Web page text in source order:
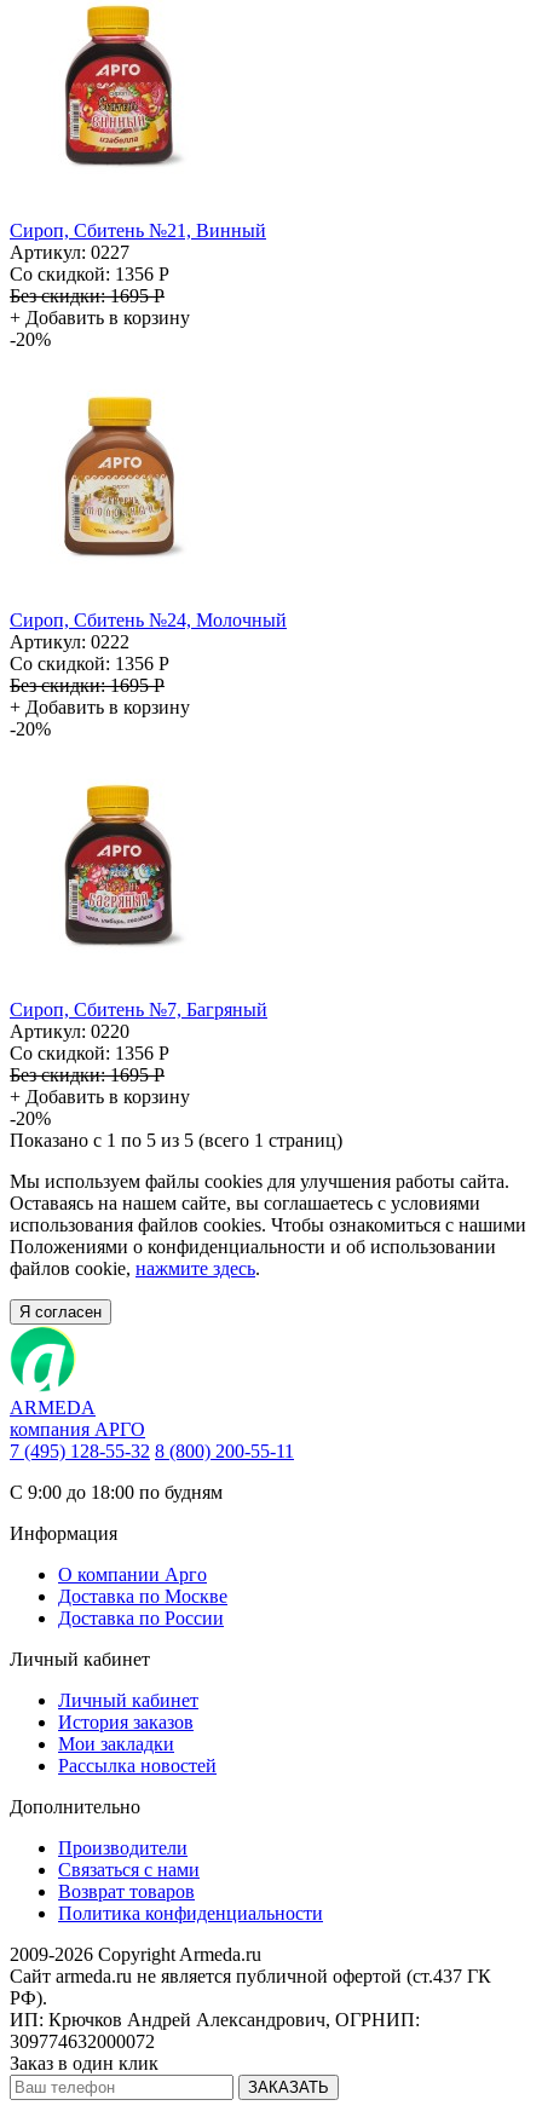
Сироп, Сбитень №21, Винный
Артикул: 0227
Со скидкой: 1356 Р
Без скидки:1695 Р
+ Добавить в корзину
-20%
Сироп, Сбитень №24, Молочный
Артикул: 0222
Со скидкой: 1356 Р
Без скидки:1695 Р
+ Добавить в корзину
-20%
Сироп, Сбитень №7, Багряный
Артикул: 0220
Со скидкой: 1356 Р
Без скидки:1695 Р
+ Добавить в корзину
-20%
Показано с 1 по 5 из 5 (всего 1 страниц)
Мы используем файлы cookies для улучшения работы сайта.
Оставаясь на нашем сайте, вы соглашаетесь с условиями
использования файлов cookies. Чтобы ознакомиться с нашими
Положениями о конфиденциальности и об использовании
файлов cookie, нажмите здесь.
Я согласен
ARMEDA
компания АРГО
7 (495) 128-55-32 8 (800) 200-55-11
С 9:00 до 18:00 по будням
Информация
О компании Арго
Доставка по Москве
Доставка по России
Личный кабинет
Личный кабинет
История заказов
Мои закладки
Рассылка новостей
Дополнительно
Производители
Связаться с нами
Возврат товаров
Политика конфиденциальности
2009-2026 Copyright Armeda.ru
Сайт armeda.ru не является публичной офертой (ст.437 ГК
РФ).
ИП: Крючков Андрей Александрович, ОГРНИП:
309774632000072
Заказ в один клик